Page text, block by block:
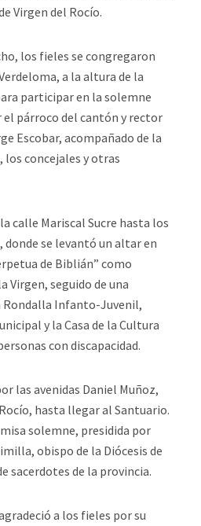
Virgen del Rocío.
los fieles se congregaron
a la altura de la
participar en la solemne
el párroco del cantón y rector
Escobar, acompañado de la
los concejales y otras
calle Mariscal Sucre hasta los
donde se levantó un altar en
de Biblián” como
Virgen, seguido de una
Rondalla Infanto-Juvenil,
y la Casa de la Cultura
con discapacidad.
las avenidas Daniel Muñoz,
hasta llegar al Santuario.
solemne, presidida por
obispo de la Diócesis de
sacerdotes de la provincia.
a los fieles por su